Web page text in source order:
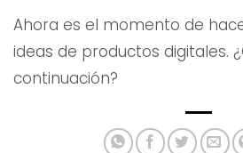
Ahora es el momento de
ideas de productos digitales.
continuación?